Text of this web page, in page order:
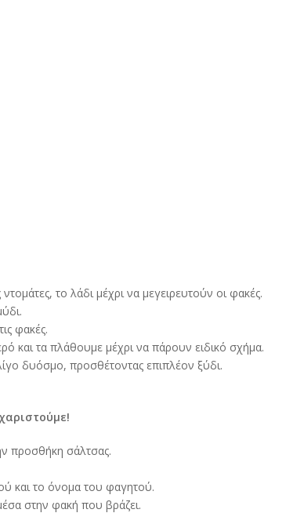
το λάδι μέχρι να μεγειρευτούν οι φακές.
φακές.
και τα πλάθουμε μέχρι να πάρουν ειδικό σχήμα.
δυόσμο, προσθέτοντας επιπλέον ξύδι.
προσθήκη σάλτσας.
και το όνομα του φαγητού.
στην φακή που βράζει.